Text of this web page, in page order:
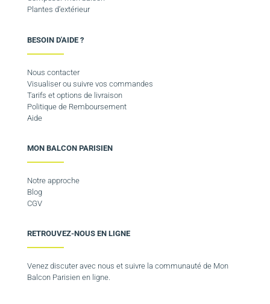
Plantes d’extérieur
BESOIN D'AIDE ?
Nous contacter
Visualiser ou suivre vos commandes
Tarifs et options de livraison
Politique de Remboursement
Aide
MON BALCON PARISIEN
Notre approche
Blog
CGV
RETROUVEZ-NOUS EN LIGNE
Venez discuter avec nous et suivre la communauté de Mon
Balcon Parisien en ligne.